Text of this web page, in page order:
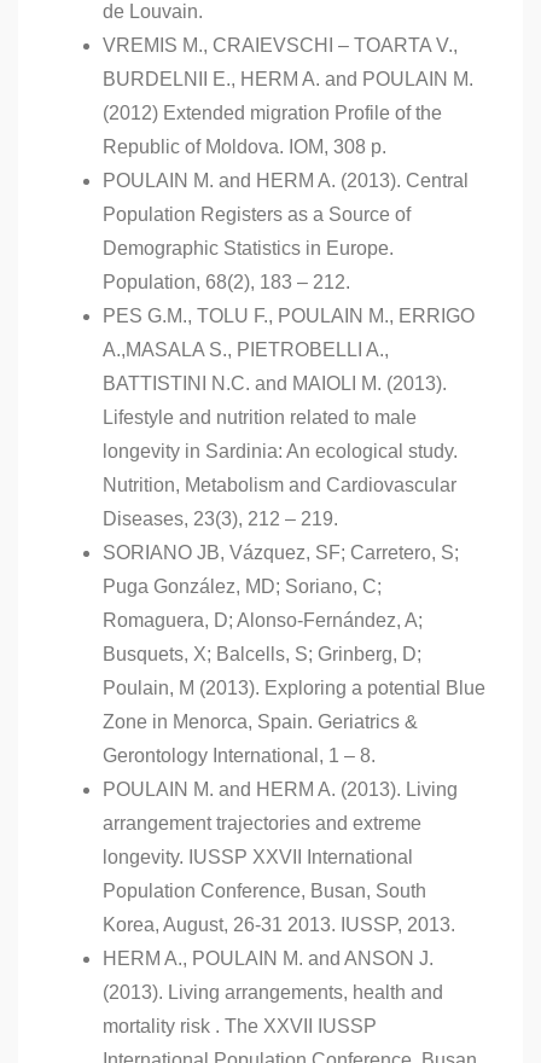
de Louvain.
VREMIS M., CRAIEVSCHI – TOARTA V.,
BURDELNII E., HERM A. and POULAIN M.
(2012) Extended migration Profile of the
Republic of Moldova. IOM, 308 p.
POULAIN M. and HERM A. (2013). Central
Population Registers as a Source of
Demographic Statistics in Europe.
Population, 68(2), 183 – 212.
PES G.M., TOLU F., POULAIN M., ERRIGO
A.,MASALA S., PIETROBELLI A.,
BATTISTINI N.C. and MAIOLI M. (2013).
Lifestyle and nutrition related to male
longevity in Sardinia: An ecological study.
Nutrition, Metabolism and Cardiovascular
Diseases, 23(3), 212 – 219.
SORIANO JB, Vázquez, SF; Carretero, S;
Puga González, MD; Soriano, C;
Romaguera, D; Alonso-Fernández, A;
Busquets, X; Balcells, S; Grinberg, D;
Poulain, M (2013). Exploring a potential Blue
Zone in Menorca, Spain. Geriatrics &
Gerontology International, 1 – 8.
POULAIN M. and HERM A. (2013). Living
arrangement trajectories and extreme
longevity. IUSSP XXVII International
Population Conference, Busan, South
Korea, August, 26-31 2013. IUSSP, 2013.
HERM A., POULAIN M. and ANSON J.
(2013). Living arrangements, health and
mortality risk . The XXVII IUSSP